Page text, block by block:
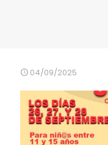
04/09/2025